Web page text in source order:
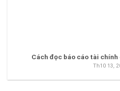
Cách đọc báo cáo tài
Th10 13,